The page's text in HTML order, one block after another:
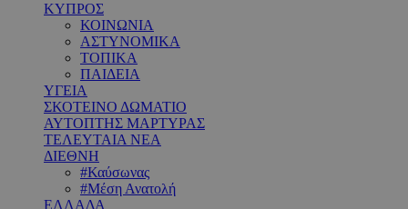
ΚΥΠΡΟΣ
ΚΟΙΝΩΝΙΑ
ΑΣΤΥΝΟΜΙΚΑ
ΤΟΠΙΚΑ
ΠΑΙΔΕΙΑ
ΥΓΕΙΑ
ΣΚΟΤΕΙΝΟ ΔΩΜΑΤΙΟ
ΑΥΤΟΠΤΗΣ ΜΑΡΤΥΡΑΣ
ΤΕΛΕΥΤΑΙΑ ΝΕΑ
ΔΙΕΘΝΗ
#Καύσωνας
#Μέση Ανατολή
ΕΛΛΑΔΑ